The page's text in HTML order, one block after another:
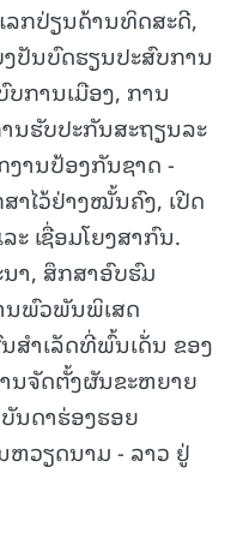
ກປ່ຽນດ້ານທິດສະດີ,
ປັນບົດຮຽນປະສົບການ
ການເມືອງ, ການ
ນຮັບປະກັນສະຖຽນລະ
ານປ້ອງກັນຊາດ -
າໄວ້ຢ່າງໝັ້ນຄົງ, ເປີດ
ເຊື່ອມໂຍງສາກົນ.
ນາ, ສຶກສາອົບຮົມ
ນພົວພັນພິເສດ
ສໍາເລັດທີ່ພົ້ນເດັ່ນ ຂອງ
ນຈັດຕັ້ງຜັນຂະຫຍາຍ
ນດາຮ່ອງຮອຍ
ວຽດນາມ - ລາວ ຢູ່